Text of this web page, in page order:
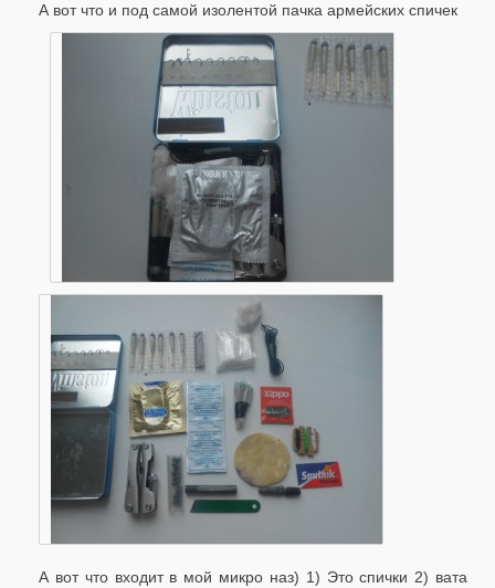
А вот что и под самой изолентой пачка армейских спичек
А вот что входит в мой микро наз) 1) Это спички 2) вата